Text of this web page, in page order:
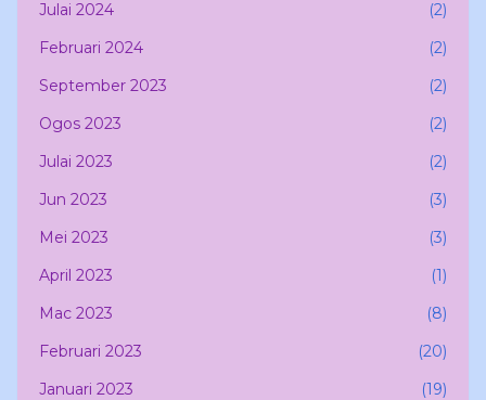
Julai 2024
(2)
Februari 2024
(2)
September 2023
(2)
Ogos 2023
(2)
Julai 2023
(2)
Jun 2023
(3)
Mei 2023
(3)
April 2023
(1)
Mac 2023
(8)
Februari 2023
(20)
Januari 2023
(19)